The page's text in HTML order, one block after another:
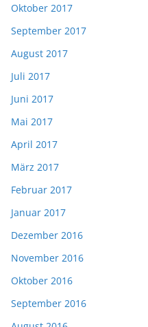
Oktober 2017
September 2017
August 2017
Juli 2017
Juni 2017
Mai 2017
April 2017
März 2017
Februar 2017
Januar 2017
Dezember 2016
November 2016
Oktober 2016
September 2016